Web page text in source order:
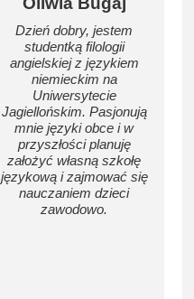
Dzień dobry, jestem
studentką filologii
angielskiej z językiem
niemieckim na
Uniwersytecie
Jagiellońskim. Pasjonują
mnie języki obce i w
przyszłości planuję
założyć własną szkołę
językową i zajmować się
nauczaniem dzieci
zawodowo.